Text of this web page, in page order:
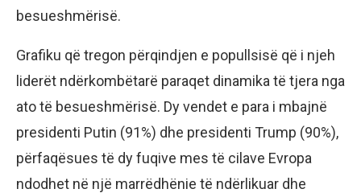
besueshmërisë.
Grafiku që tregon përqindjen e popullsisë që i njeh
liderët ndërkombëtarë paraqet dinamika të tjera nga
ato të besueshmërisë. Dy vendet e para i mbajnë
presidenti Putin (91%) dhe presidenti Trump (90%),
përfaqësues të dy fuqive mes të cilave Evropa
ndodhet në një marrëdhënie të ndërlikuar dhe